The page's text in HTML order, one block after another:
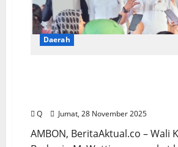
Daerah
Q Jumat, 28 November 2025
AMBON, BeritaAktual.co – Wali